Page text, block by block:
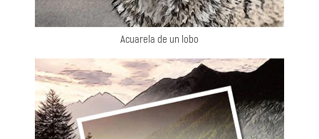
Acuarela de un lobo